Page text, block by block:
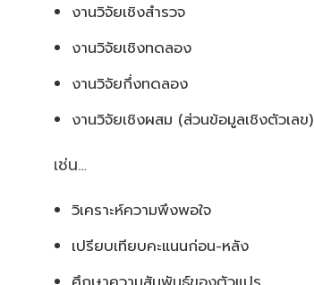
งานวิจัยเชิงสำรวจ
งานวิจัยเชิงทดลอง
งานวิจัยกึ่งทดลอง
งานวิจัยเชิงผสม (ส่วนข้อมูลเชิงตัวเลข)
เช่น…
วิเคราะห์ความพึงพอใจ
เปรียบเทียบคะแนนก่อน-หลัง